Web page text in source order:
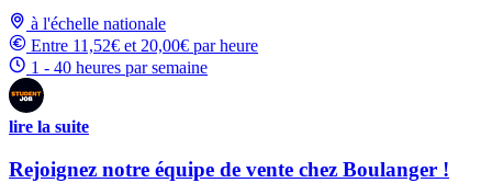
à l'échelle nationale
Entre 11,52€ et 20,00€ par heure
1 - 40 heures par semaine
lire la suite
Rejoignez notre équipe de vente chez Boulanger !